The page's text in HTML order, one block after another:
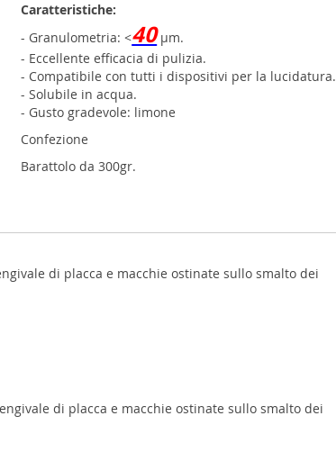
Caratteristiche:
- Granulometria: <40µm.
- Eccellente efficacia di pulizia.
- Compatibile con tutti i dispositivi per la lucidatura.
- Solubile in acqua.
- Gusto gradevole: limone
Confezione
Barattolo da 300gr.
di placca e macchie ostinate sullo smalto dei
di placca e macchie ostinate sullo smalto dei